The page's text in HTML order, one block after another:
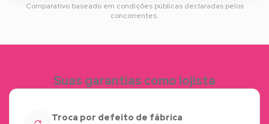
Comparativo baseado em condições públicas declaradas pelos
concorrentes.
Suas garantias como lojista
Troca por defeito de fábrica